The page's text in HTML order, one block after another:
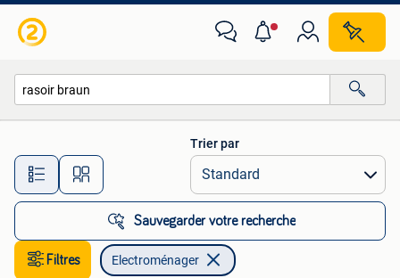
Toutes les distances…
Trier par
Sauvegarder votre recherche
Filtres Electroménager